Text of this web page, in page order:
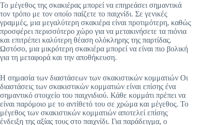
Το μέγεθος της σκακιέρας μπορεί να επηρεάσει σημαντικά
τον τρόπο με τον οποίο παίζετε το παιχνίδι. Σε γενικές
γραμμές, μια μεγαλύτερη σκακιέρα είναι προτιμότερη, καθώς
προσφέρει περισσότερο χώρο για να μετακινήσετε τα πιόνια
και επιτρέπει καλύτερη θέαση ολόκληρης της παρτίδας.
Ωστόσο, μια μικρότερη σκακιέρα μπορεί να είναι πιο βολική
για τη μεταφορά και την αποθήκευση.
Η σημασία των διαστάσεων των σκακιστικών κομματιών Οι
διαστάσεις των σκακιστικών κομματιών είναι επίσης ένα
σημαντικό στοιχείο του παιχνιδιού. Κάθε κομμάτι πρέπει να
είναι παρόμοιο με το αντίθετό του σε χρώμα και μέγεθος. Το
μέγεθος των σκακιστικών κομματιών αποτελεί επίσης
ένδειξη της αξίας τους στο παιχνίδι. Για παράδειγμα, ο